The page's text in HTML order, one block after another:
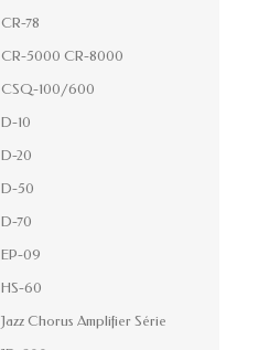
CR-78
CR-5000 CR-8000
CSQ-100/600
D-10
D-20
D-50
D-70
EP-09
HS-60
Jazz Chorus Amplifier Série